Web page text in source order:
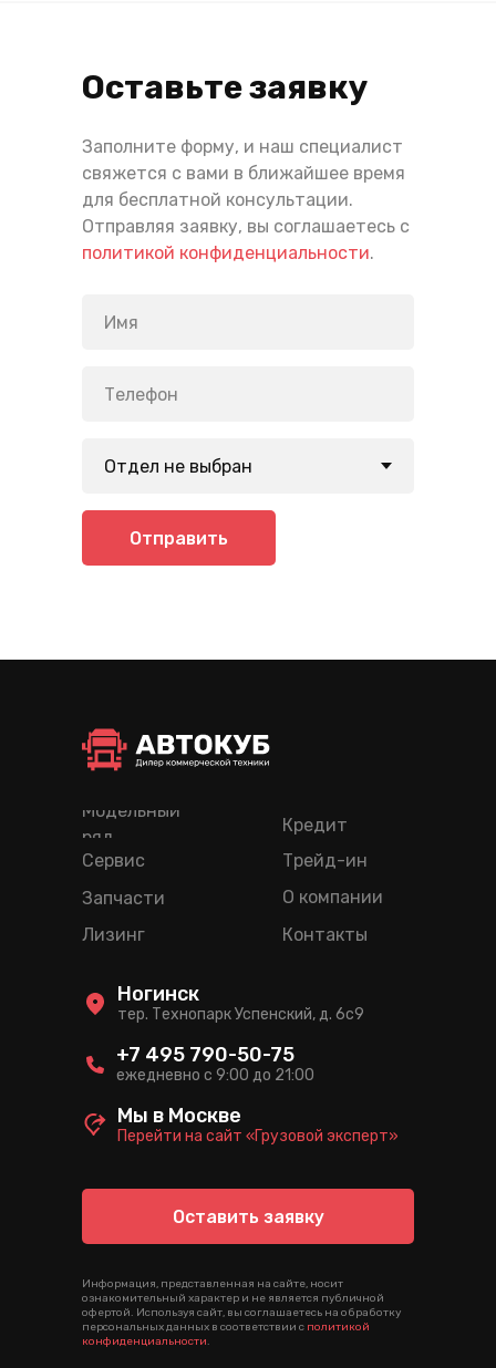
Оставьте заявку
Заполните форму, и наш специалист
свяжется с вами в ближайшее время
для бесплатной консультации.
Отправляя заявку, вы соглашаетесь с
политикой конфиденциальности.
Отправить
Лизинг
Кредит
Трейд-ин
Модельный
ряд
Сервис
Запчасти
О компании
Контакты
Оставить заявку
Информация, представленная на сайте, носит
ознакомительный характер и не является публичной
офертой. Используя сайт, вы соглашаетесь на обработку
персональных данных в соответствии с политикой
конфиденциальности.
тер. Технопарк Успенский, д. 6c9
Ногинск
ежедневно с 9:00 до 21:00
+7 495 790-50-75
Перейти на сайт «Грузовой эксперт»
Мы в Москве